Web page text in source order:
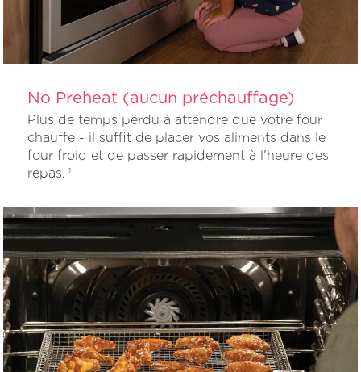
No Preheat (aucun préchauffage)
Plus de temps perdu à attendre que votre four
chauffe - il suffit de placer vos aliments dans le
four froid et de passer rapidement à l'heure des
repas.1